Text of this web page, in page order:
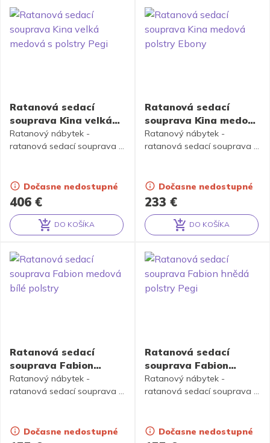
Ratanová sedací
souprava Kina velká
medová s polstry Pegi
406 €
Ratanový nábytek -
ratanová sedací souprava je
a výpletu medové.
Souprava se skládá
z lavice, 2 křesel, stolku se
skleněnou deskou a
kompletní sady polstrů z
látky.
Dočasne nedostupné
DO KOŠÍKA
Ratanová sedací
souprava Kina medová
polstry Ebony
233 €
Ratanový nábytek -
ratanová sedací souprava je
odpovádající fotografii
výrobku,obsahuje 2 křesla a
stolek se sklem a sadu
polstrů.
Dočasne nedostupné
DO KOŠÍKA
Ratanová sedací
souprava Fabion
medová bílé polstry
Ratanový nábytek -
ratanová sedací souprava je
konstrukce, souprava
Dočasne nedostupné
Ratanová sedací
souprava Fabion
hnědá polstry Pegi
Ratanový nábytek -
ratanová sedací souprava je
konstrukce, souprava
Dočasne nedostupné